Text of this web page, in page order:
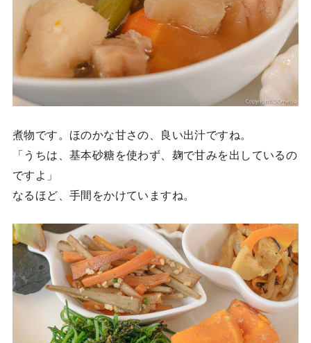
煮物です。ほのかな甘さの、良い出汁ですね。
「うちは、基本砂糖を使わず、麹で甘みを出しているの
ですよ」
なるほど、手間をかけていますね。